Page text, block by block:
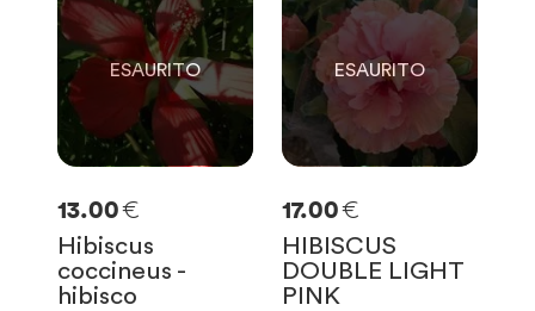
SOLO0RIMASTE
13.00€
Hibiscus
coccineus -
hibisco
SOLO0RIMASTE
17.00€
HIBISCUS
DOUBLE LIGHT
PINK